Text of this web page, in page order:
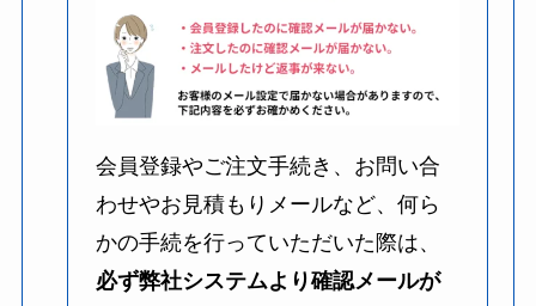
会員登録やご注文手続き、お問い合
わせやお見積もりメールなど、何ら
かの手続を行っていただいた際は、
必ず弊社システムより確認メールが